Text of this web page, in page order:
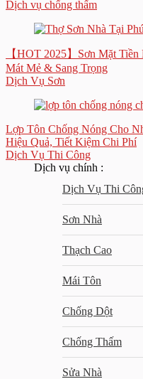
Dịch vụ chống thấm
【HOT 2025】Sơn Mặt
Mát Mẻ & Sang Trọng
Dịch Vụ Sơn
Lợp Tôn Chống Nóng Cho
Hiệu Quả, Tiết Kiệm Chi Phí
Dịch Vụ Thi Công
Dịch vụ chính :
Dịch Vụ Thi
Sơn Nhà
Thạch Cao
Mái Tôn
Chống Dột
Chống Thấm
Sửa Nhà